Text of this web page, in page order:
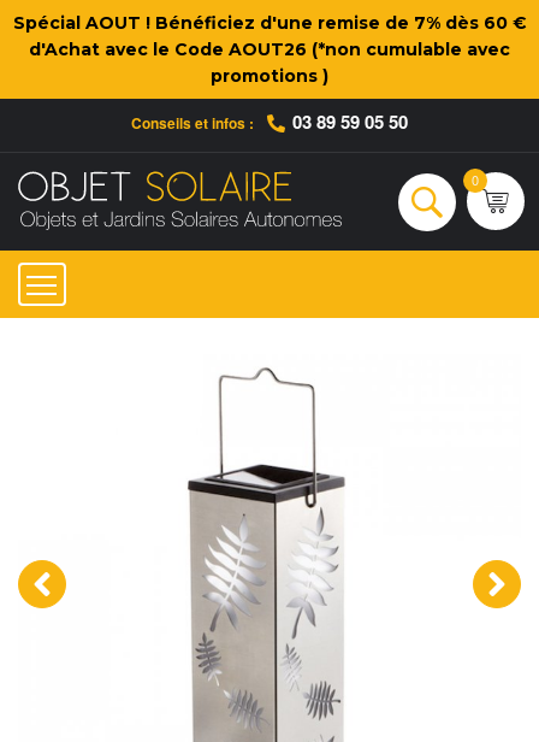
Spécial AOUT ! Bénéficiez d'une remise de 7% dès 60 €
d'Achat avec le Code AOUT26 (*non cumulable avec
promotions )
Conseils et infos : 03 89 59 05 50
Rechercher
0
‹ ›